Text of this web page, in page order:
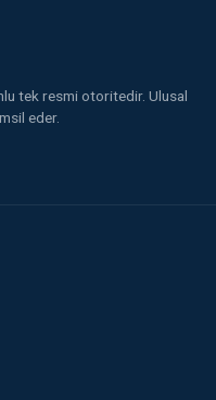
tek resmi otoritedir. Ulusal
eder.